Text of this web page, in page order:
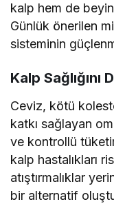
kalp hem de
Günlük önerilen
sisteminin
Kalp Sağlığını
Ceviz, kötü
katkı sağlayan
ve kontrollü
kalp hastalıkları
atıştırmalıklar
bir alternatif